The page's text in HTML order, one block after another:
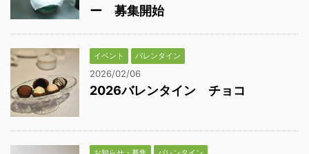
ー 募集開始
イベント バレンタイン
2026/02/06
2026バレンタイン チョコ